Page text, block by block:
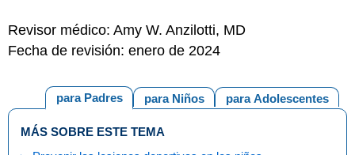
Revisor médico: Amy W. Anzilotti, MD
Fecha de revisión: enero de 2024
para Adolescentes
para Niños
para Padres
MÁS SOBRE ESTE TEMA